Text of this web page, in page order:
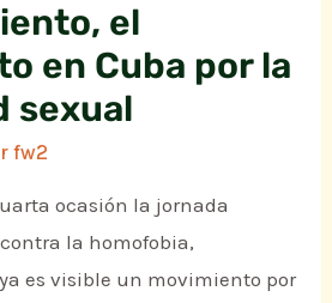
el
en Cuba por la
sexual
fw2
ocasión la jornada
la homofobia,
es visible un movimiento por